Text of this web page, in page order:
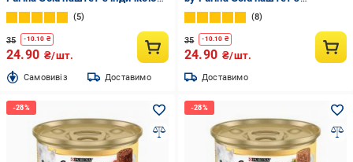
85 г
5
35 -10.10 ₴
24.90 ₴/шт.
Cамовивіз Доставимо
телятиною 85 г
8
35 -10.10 ₴
24.90 ₴/шт.
Доставимо